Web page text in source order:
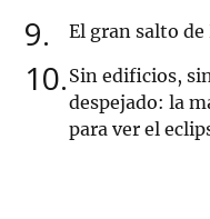
9 El gran salto
10 Sin edificios,
despejado: la
para ver el